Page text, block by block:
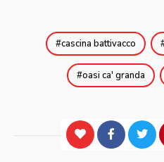
cascina battivacco
oasi ca' granda